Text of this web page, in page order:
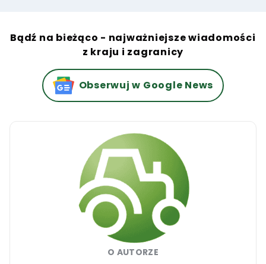
Bądź na bieżąco - najważniejsze wiadomości
z kraju i zagranicy
Obserwuj w Google News
O AUTORZE